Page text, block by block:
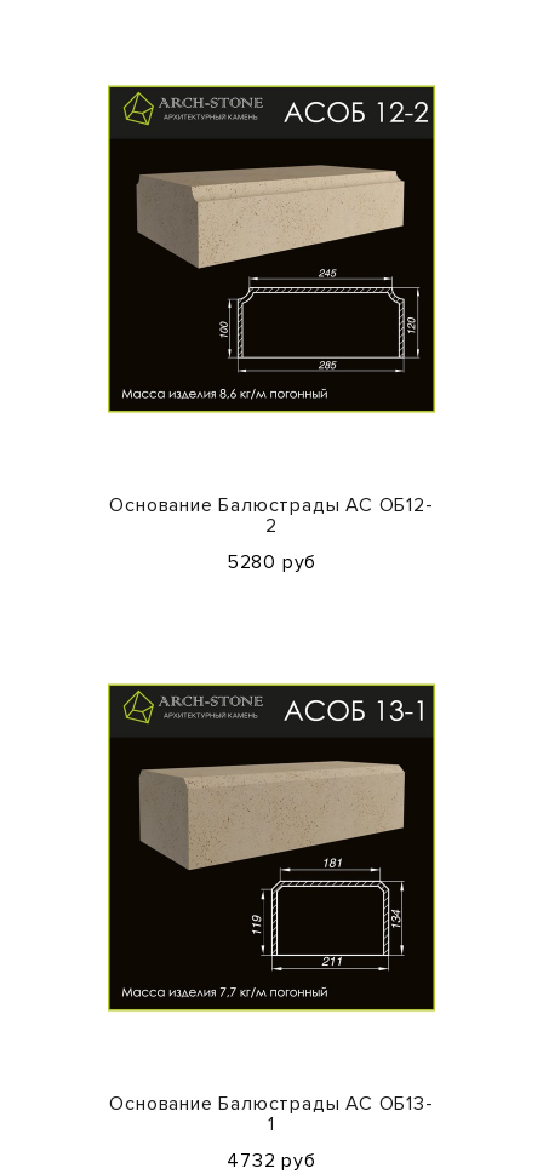
Основание Балюстрады АС ОБ12-
2
5280 руб
Основание Балюстрады АС ОБ13-
1
4732 руб